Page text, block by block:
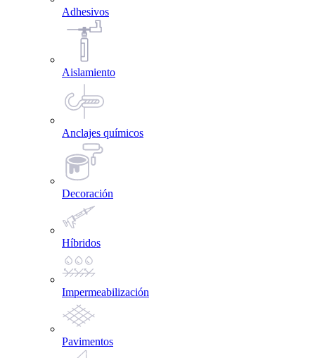
Adhesivos
Aislamiento
Anclajes químicos
Decoración
Híbridos
Impermeabilización
Pavimentos